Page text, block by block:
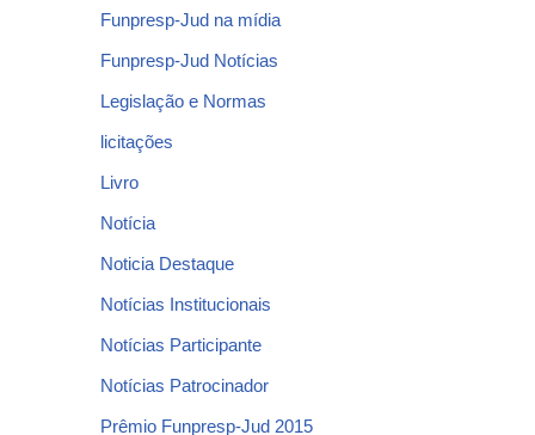
Funpresp-Jud na mídia
Funpresp-Jud Notícias
Legislação e Normas
licitações
Livro
Notícia
Noticia Destaque
Notícias Institucionais
Notícias Participante
Notícias Patrocinador
Prêmio Funpresp-Jud 2015